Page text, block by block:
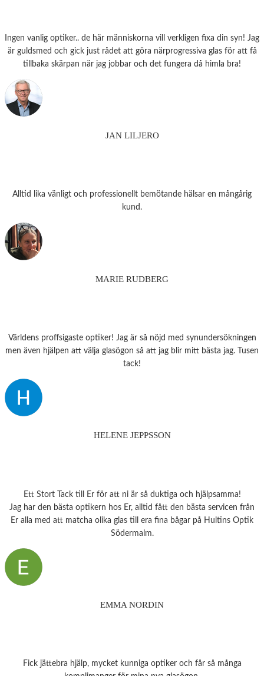
Ingen vanlig optiker.. de här människorna vill verkligen fixa din syn! Jag
är guldsmed och gick just rådet att göra närprogressiva glas för att få
tillbaka skärpan när jag jobbar och det fungera då himla bra!
JAN LILJERO
Alltid lika vänligt och professionellt bemötande hälsar en mångårig
kund.
MARIE RUDBERG
Världens proffsigaste optiker! Jag är så nöjd med synundersökningen
men även hjälpen att välja glasögon så att jag blir mitt bästa jag. Tusen
tack!
HELENE JEPPSSON
Ett Stort Tack till Er för att ni är så duktiga och hjälpsamma!
Jag har den bästa optikern hos Er, alltid fått den bästa servicen från
Er alla med att matcha olika glas till era fina bågar på Hultins Optik
Södermalm.
EMMA NORDIN
Fick jättebra hjälp, mycket kunniga optiker och får så många